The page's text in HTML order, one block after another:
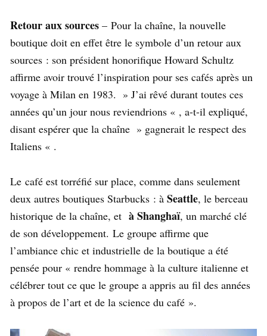
Retour aux sources – Pour la chaîne, la nouvelle
boutique doit en effet être le symbole d’un retour aux
sources : son président honorifique Howard Schultz
affirme avoir trouvé l’inspiration pour ses cafés après un
voyage à Milan en 1983. » J’ai rêvé durant toutes ces
années qu’un jour nous reviendrions « , a-t-il expliqué,
disant espérer que la chaîne » gagnerait le respect des
Italiens « .
Le café est torréfié sur place, comme dans seulement
deux autres boutiques Starbucks : à Seattle, le berceau
historique de la chaîne, et à Shanghaï, un marché clé
de son développement. Le groupe affirme que
l’ambiance chic et industrielle de la boutique a été
pensée pour « rendre hommage à la culture italienne et
célébrer tout ce que le groupe a appris au fil des années
à propos de l’art et de la science du café ».